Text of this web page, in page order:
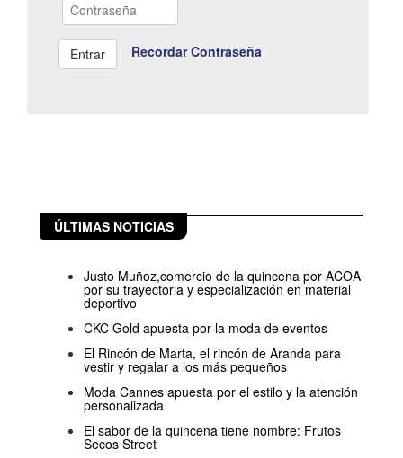
Recordar Contraseña
ÚLTIMAS NOTICIAS
Justo Muñoz,comercio de la quincena por ACOA
por su trayectoria y especialización en material
deportivo
CKC Gold apuesta por la moda de eventos
El Rincón de Marta, el rincón de Aranda para
vestir y regalar a los más pequeños
Moda Cannes apuesta por el estilo y la atención
personalizada
El sabor de la quincena tiene nombre: Frutos
Secos Street